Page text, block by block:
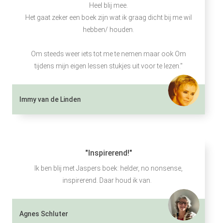
Heel blij mee.
Het gaat zeker een boek zijn wat ik graag dicht bij me wil
hebben/ houden.
Om steeds weer iets tot me te nemen maar ook Om
tijdens mijn eigen lessen stukjes uit voor te lezen."
Immy van de Linden
"Inspirerend!"
Ik ben blij met Jaspers boek: helder, no nonsense,
inspirerend. Daar houd ik van.
Agnes Schluter